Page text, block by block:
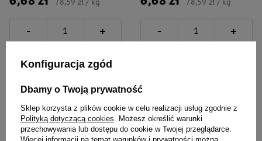
- + - +
Konfiguracja zgód
Dbamy o Twoją prywatność
Sklep korzysta z plików cookie w celu realizacji usług zgodnie z
Polityką dotyczącą cookies . Możesz określić warunki
przechowywania lub dostępu do cookie w Twojej przeglądarce.